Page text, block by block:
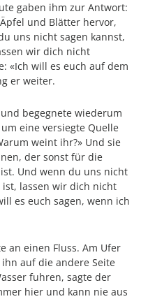
gaben ihm zur Antwort:
und Blätter hervor,
uns nicht sagen kannst,
wir dich nicht
«Ich will es euch auf dem
er weiter.
begegnete wiederum
eine versiegte Quelle
weint ihr?» Und sie
der sonst für die
Und wenn du uns nicht
ist, lassen wir dich nicht
es euch sagen, wenn ich
an einen Fluss. Am Ufer
auf die andere Seite
fuhren, sagte der
hier und kann nie aus